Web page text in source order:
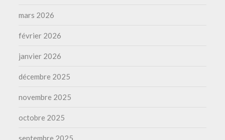
mars 2026
février 2026
janvier 2026
décembre 2025
novembre 2025
octobre 2025